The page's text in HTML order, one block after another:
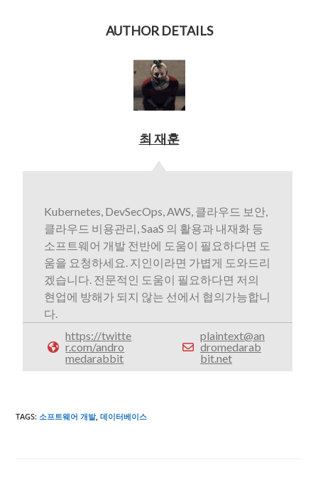
AUTHOR DETAILS
최 재훈
Kubernetes, DevSecOps, AWS, 클라우드 보안,
클라우드 비용관리, SaaS 의 활용과 내재화 등
소프트웨어 개발 전반에 도움이 필요하다면 도
움을 요청하세요. 지인이라면 가볍게 도와드리
겠습니다. 전문적인 도움이 필요하다면 저의
현업에 방해가 되지 않는 선에서 협의가능합니
다.
https://twitte
r.com/andro
medarabbit
plaintext@an
dromedarab
bit.net
TAGS:소프트웨어 개발, 데이터베이스